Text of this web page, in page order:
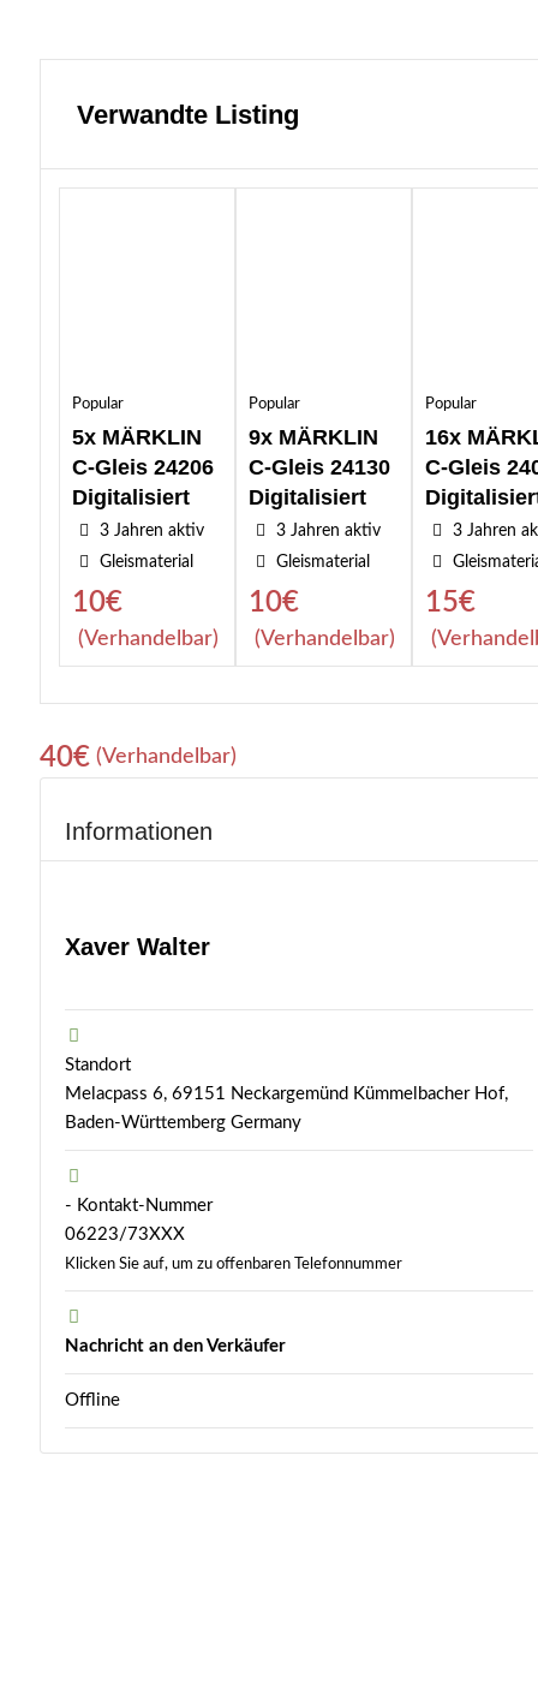
Verwandte Listing
Popular
5x MÄRKLIN
C-Gleis 24206
Digitalisiert
3 Jahren aktiv
Gleismaterial
10€
(Verhandelbar)
Popular
9x MÄRKLIN
C-Gleis 24130
Digitalisiert
3 Jahren aktiv
Gleismaterial
10€
(Verhandelbar)
Popular
16x
C-Gleis
3 Jahren
15€
40€ (Verhandelbar)
Informationen
Xaver Walter
Standort
Melacpass 6, 69151 Neckargemünd Kümmelbacher Hof,
Baden-Württemberg Germany
- Kontakt-Nummer
06223/73XXX
Klicken Sie auf, um zu offenbaren Telefonnummer
Nachricht an den Verkäufer
Offline